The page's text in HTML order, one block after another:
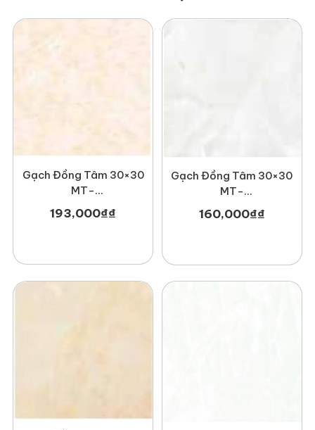
Gạch Đồng Tâm 30×30
MT-
GDTDTD3030Melbourne001
193,000₫₫
Gạch Đồng Tâm 30×30
MT-
GDT3030Haivan002
160,000₫₫